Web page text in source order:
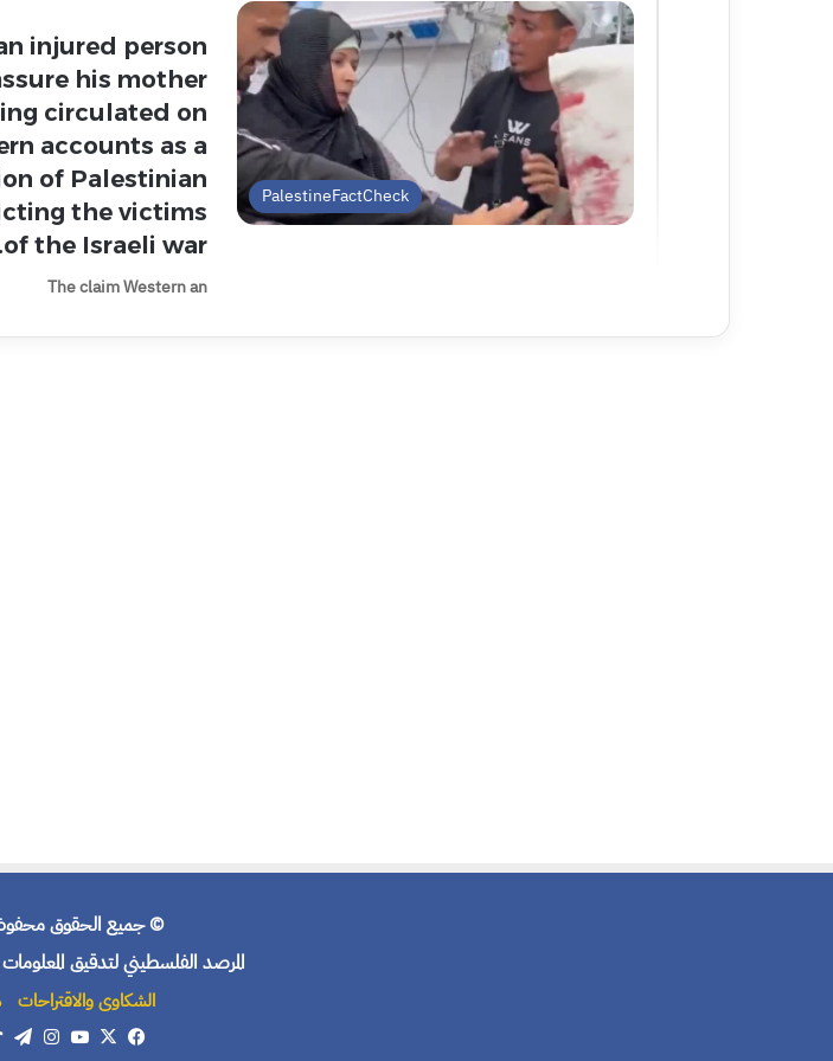
PalestineFactCheck
injured person
his mother
circulated on
accounts as a
of Palestinian
the victims
of the Israeli war.
The claim Western an
© جميع الحقوق محفوظة |
المرصد الفلسطيني لتدقيق المعلومات
الشكاوى والاقتراحات
فيسبوك
X يوتيوب